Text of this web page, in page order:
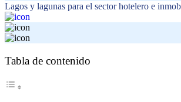
Lagos y lagunas para el sector hotelero e
Tabla de contenido